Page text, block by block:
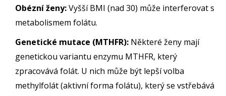
Obézní ženy:Vyšší BMI (nad 30) může interferovat s
metabolismem folátu.
Genetické mutace (MTHFR): Některé ženy mají
genetickou variantu enzymu MTHFR, který
zpracovává folát. U nich může být lepší volba
methylfolát (aktivní forma folátu), který se vstřebává